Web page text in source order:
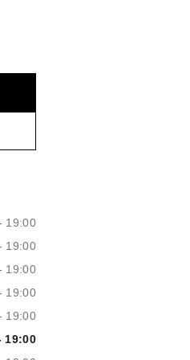
Parfums et Beauté 31 Cambon
19:00
19:00
19:00
19:00
19:00
19:00